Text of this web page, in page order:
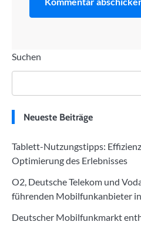
Suchen
Neueste Beiträge
Tablett-Nutzungstipps:
Optimierung des Erlebnisses
O2, Deutsche Telekom und
führenden Mobilfunkanbieter
Deutscher Mobilfunkmarkt